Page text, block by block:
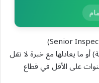
ما يعادلها مع خبرة لا تقل
في نفس المجال منها 5 سنوات على الأقل في قطاع